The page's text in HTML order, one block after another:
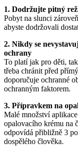
1. Dodržujte pitný
Pobyt na slunci
abyste dodržovali
2. Nikdy se
ochrany
To platí jak pro děti,
třeba chránit před
doporučuje ochranné
ochranným faktorem.
3. Přípravkem na
Malé množství
opalovacího krému na
odpovídá přibližně 3
dospělého člověka.